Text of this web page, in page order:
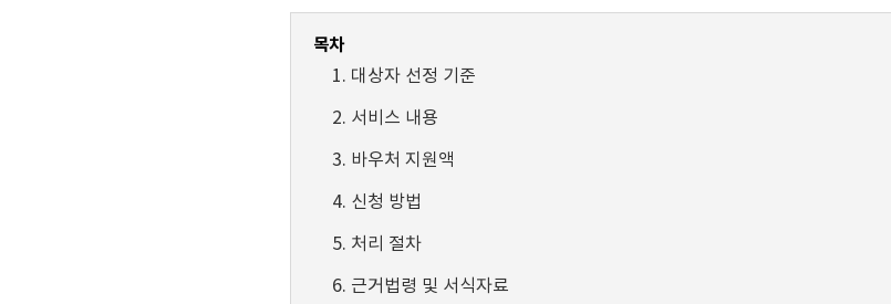
목차
대상자 선정 기준
서비스 내용
바우처 지원액
신청 방법
처리 절차
근거법령 및 서식자료